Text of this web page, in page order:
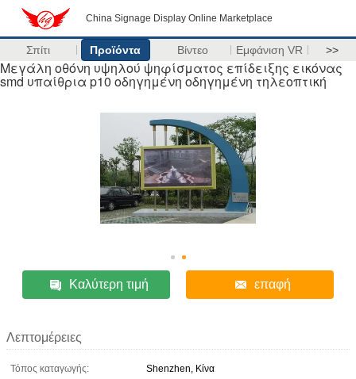
China Signage Display Online Marketplace
Σπίτι Προϊόντα Βίντεο Εμφάνιση VR >>
Μεγάλη οθόνη υψηλού ψηφίσματος επίδειξης εικόνας
smd υπαίθρια p10 οδηγημένη οδηγημένη τηλεοπτική
Καλύτερη τιμή επαφή
Λεπτομέρειες
Τόπος καταγωγής:
Shenzhen, Κίνα